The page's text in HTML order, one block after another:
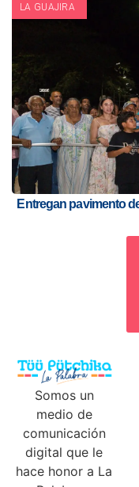
LA GUAJIRA
Entregan pavimento
Somos un
medio de
comunicación
digital que le
hace honor a La